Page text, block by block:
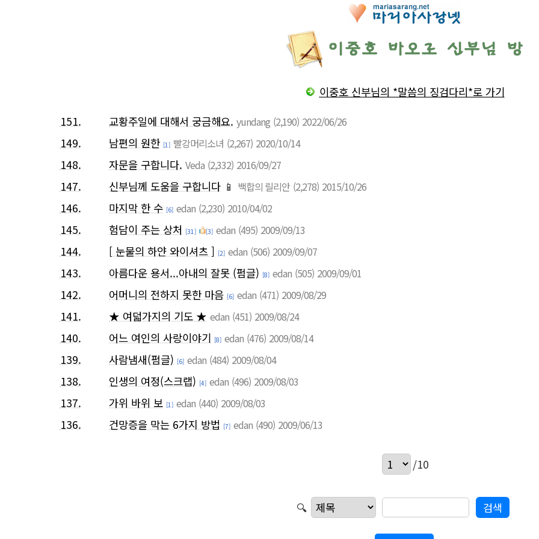
이중호 신부님의 *말씀의 징검다리*로 가기
151.
교황주일에 대해서 궁금해요. yundang (2,190) 2022/06/26
149. 남편의 원한 [1] 빨강머리소녀 (2,267) 2020/10/14
148. 자문을 구합니다. Veda (2,332) 2016/09/27
147. 신부님께 도움을 구합니다 📱 백합의 릴리안 (2,278) 2015/10/26
146. 마지막 한 수 [6] edan (2,230) 2010/04/02
145. 험담이 주는 상처 [31] [3] edan (495) 2009/09/13
144. [ 눈물의 하얀 와이셔츠 ] [2] edan (506) 2009/09/07
143. 아름다운 용서...아내의 잘못 (펌글) [8] edan (505) 2009/09/01
142. 어머니의 전하지 못한 마음 [6] edan (471) 2009/08/29
141. ★ 여덟가지의 기도 ★ edan (451) 2009/08/24
140. 어느 여인의 사랑이야기 [8] edan (476) 2009/08/14
139. 사람냄새(펌글) [6] edan (484) 2009/08/04
138. 인생의 여정(스크랩) [4] edan (496) 2009/08/03
137. 가위 바위 보 [1] edan (440) 2009/08/03
136. 건망증을 막는 6가지 방법 [7] edan (490) 2009/06/13
/10
🔍